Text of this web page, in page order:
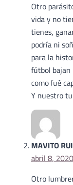
Otro
vida y no
tienes,
podría ni
para la
fútbol
como fué
Y nuestro
MAVITO
abril 8,
Otro